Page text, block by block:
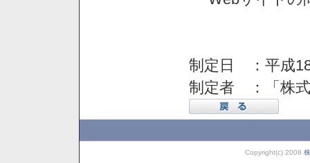
制定日 ：平成
制定者 ：「株
Copyright(c) 2008